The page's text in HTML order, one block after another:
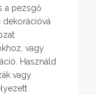
a pezsgő
dekorációvá
vagy
Használd
vagy